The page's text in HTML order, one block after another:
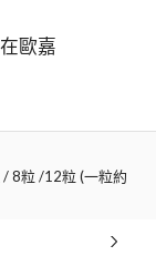
歐嘉
/ 8粒 /12粒 (一粒約